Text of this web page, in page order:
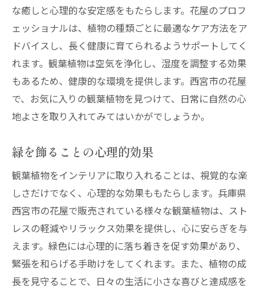
な癒しと心理的な安定感をもたらします。花屋のプロフ
ェッショナルは、植物の種類ごとに最適なケア方法をア
ドバイスし、長く健康に育てられるようサポートしてく
れます。観葉植物は空気を浄化し、湿度を調整する効果
もあるため、健康的な環境を提供します。西宮市の花屋
で、お気に入りの観葉植物を見つけて、日常に自然の心
地よさを取り入れてみてはいかがでしょうか。
緑を飾ることの心理的効果
観葉植物をインテリアに取り入れることは、視覚的な楽
しさだけでなく、心理的な効果ももたらします。兵庫県
西宮市の花屋で販売されている様々な観葉植物は、スト
レスの軽減やリラックス効果を提供し、心に安らぎを与
えます。緑色には心理的に落ち着きを促す効果があり、
緊張を和らげる手助けをしてくれます。また、植物の成
長を見守ることで、日々の生活に小さな喜びと達成感を